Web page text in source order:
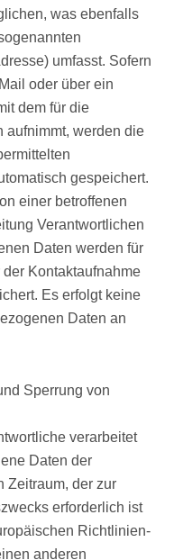
was ebenfalls
umfasst. Sofern
oder über ein
dem für die
aufnimmt, werden die
gespeichert.
einer betroffenen
Verantwortlichen
Daten werden für
Kontaktaufnahme
Es erfolgt keine
Daten an
Sperrung von
verarbeitet
Daten der
Zeitraum, der zur
erforderlich ist
Richtlinien-
anderen